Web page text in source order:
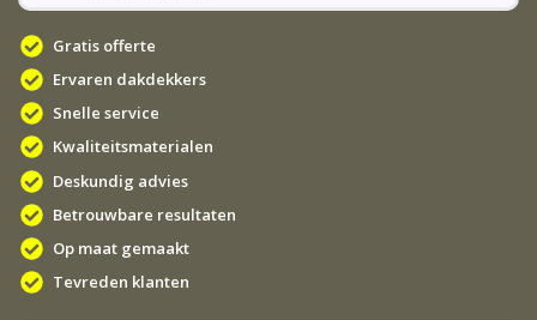
Gratis offerte
Ervaren dakdekkers
Snelle service
Kwaliteitsmaterialen
Deskundig advies
Betrouwbare resultaten
Op maat gemaakt
Tevreden klanten